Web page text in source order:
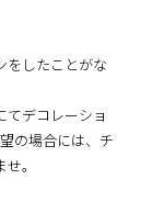
をしたことがな
デコレーショ
の場合には、チ
。